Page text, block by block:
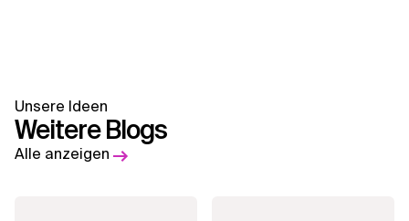
Unsere Ideen
Weitere Blogs
Alle anzeigen